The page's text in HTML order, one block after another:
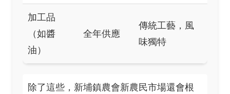
加工品
（如醬
油）
全年供應
傳統工藝，風
味獨特
除了這些，新埔鎮農會新農民市場還會根